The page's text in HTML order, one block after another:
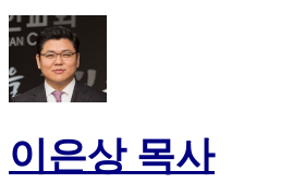
이은상 목사